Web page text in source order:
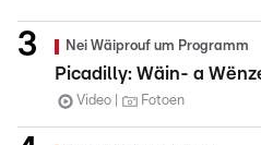
Nei Wäiprouf um Programm
Picadilly: Wäin- a
Video Fotoen